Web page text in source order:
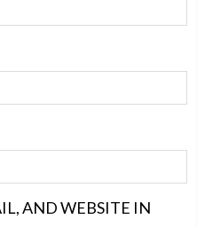
AND WEBSITE IN